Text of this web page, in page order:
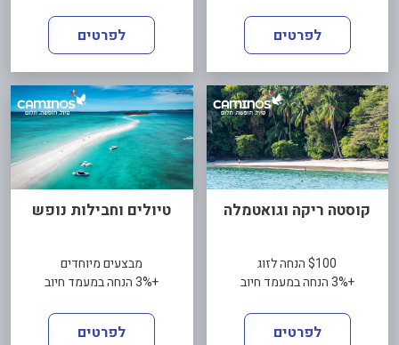
לפרטים לפרטים
קוסטה ריקה וגואטמלה
$100 הנחה לזוג
+3% הנחה במעמד חיוב
לפרטים
טיולים וחבילות נופש
מבצעים מיוחדים
+3% הנחה במעמד חיוב
לפרטים